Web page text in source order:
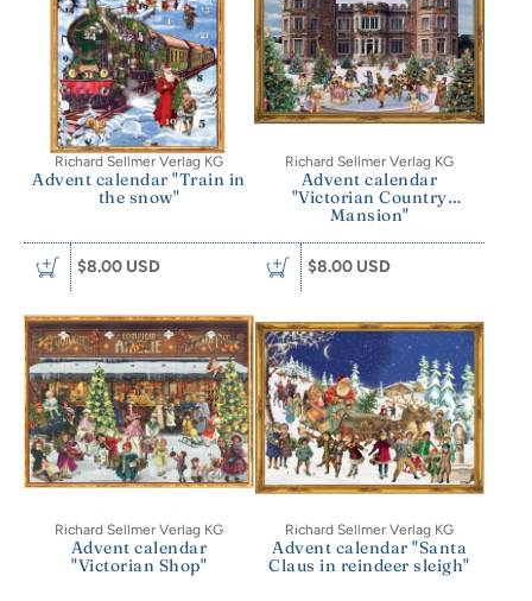
Richard Sellmer Verlag KG
Advent calendar "Train in
the snow"
$8.00 USD
Richard Sellmer Verlag KG
Advent calendar
"Victorian Country
Mansion"
$8.00 USD
Richard Sellmer Verlag KG
Advent calendar
"Victorian Shop"
Richard Sellmer Verlag KG
Advent calendar "Santa
Claus in reindeer sleigh"